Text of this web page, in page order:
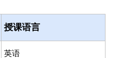
授课语言
英语